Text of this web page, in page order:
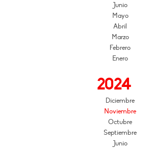
Junio
Mayo
Abril
Marzo
Febrero
Enero
2024
Diciembre
Noviembre
Octubre
Septiembre
Junio